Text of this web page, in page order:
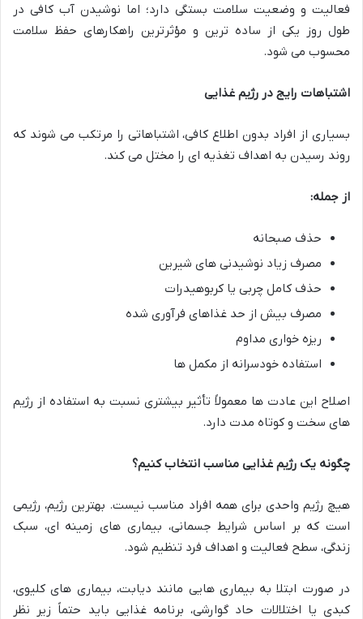
فعالیت و وضعیت سلامت بستگی دارد؛ اما نوشیدن آب کافی در
طول روز یکی از ساده ترین و مؤثرترین راهکارهای حفظ سلامت
محسوب می شود.
اشتباهات رایج در رژیم غذایی
بسیاری از افراد بدون اطلاع کافی، اشتباهاتی را مرتکب می شوند که
روند رسیدن به اهداف تغذیه ای را مختل می کند.
از جمله:
حذف صبحانه
مصرف زیاد نوشیدنی های شیرین
حذف کامل چربی یا کربوهیدرات
مصرف بیش از حد غذاهای فرآوری شده
ریزه خواری مداوم
استفاده خودسرانه از مکمل ها
اصلاح این عادت ها معمولاً تأثیر بیشتری نسبت به استفاده از رژیم
های سخت و کوتاه مدت دارد.
چگونه یک رژیم غذایی مناسب انتخاب کنیم؟
هیچ رژیم واحدی برای همه افراد مناسب نیست. بهترین رژیم، رژیمی
است که بر اساس شرایط جسمانی، بیماری های زمینه ای، سبک
زندگی، سطح فعالیت و اهداف فرد تنظیم شود.
در صورت ابتلا به بیماری هایی مانند دیابت، بیماری های کلیوی،
کبدی یا اختلالات حاد گوارشی، برنامه غذایی باید حتماً زیر نظر